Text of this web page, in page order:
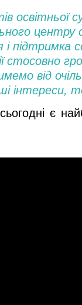
освітньої
і
від
є